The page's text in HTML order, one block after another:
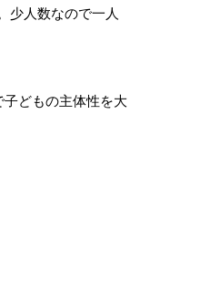
少人数なので一人
どもの主体性を大